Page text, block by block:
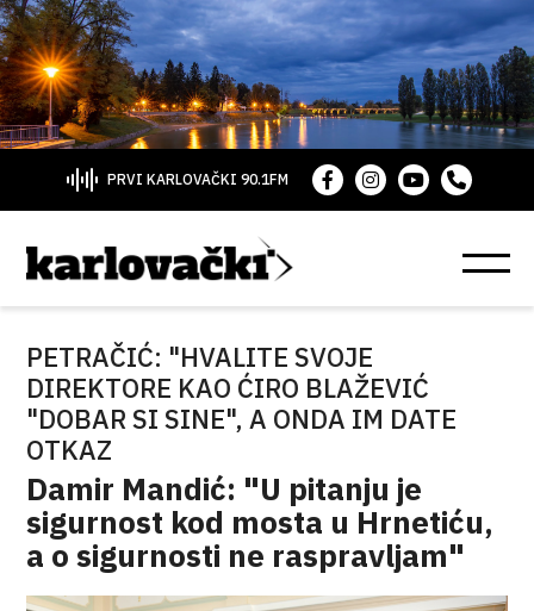
PRVI KARLOVAČKI 90.1FM
PETRAČIĆ: "HVALITE SVOJE
DIREKTORE KAO ĆIRO BLAŽEVIĆ
"DOBAR SI SINE", A ONDA IM DATE
OTKAZ
Damir Mandić: "U pitanju je
sigurnost kod mosta u Hrnetiću,
a o sigurnosti ne raspravljam"